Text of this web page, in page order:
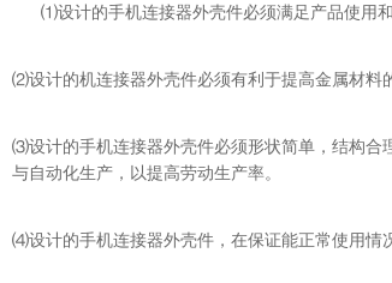
⑴设计的手机连接器外壳件必须满足产品使用
⑵设计的机连接器外壳件必须有利于提高金属材料
⑶设计的手机连接器外壳件必须形状简单，结构合
与自动化生产，以提高劳动生产率。
⑷设计的手机连接器外壳件，在保证能正常使用情